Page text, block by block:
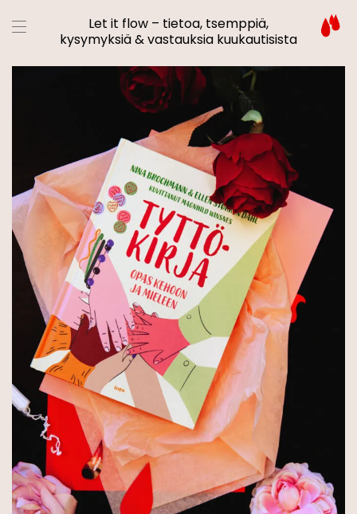
Let it flow – tietoa, tsemppiä,
kysymyksiä & vastauksia kuukautisista